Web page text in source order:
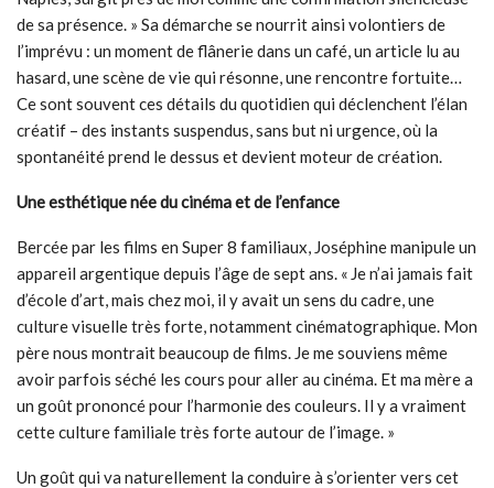
de sa présence. » Sa démarche se nourrit ainsi volontiers de
l’imprévu : un moment de flânerie dans un café, un article lu au
hasard, une scène de vie qui résonne, une rencontre fortuite…
Ce sont souvent ces détails du quotidien qui déclenchent l’élan
créatif – des instants suspendus, sans but ni urgence, où la
spontanéité prend le dessus et devient moteur de création.
Une esthétique née du cinéma et de l’enfance
Bercée par les films en Super 8 familiaux, Joséphine manipule un
appareil argentique depuis l’âge de sept ans. « Je n’ai jamais fait
d’école d’art, mais chez moi, il y avait un sens du cadre, une
culture visuelle très forte, notamment cinématographique. Mon
père nous montrait beaucoup de films. Je me souviens même
avoir parfois séché les cours pour aller au cinéma. Et ma mère a
un goût prononcé pour l’harmonie des couleurs. Il y a vraiment
cette culture familiale très forte autour de l’image. »
Un goût qui va naturellement la conduire à s’orienter vers cet